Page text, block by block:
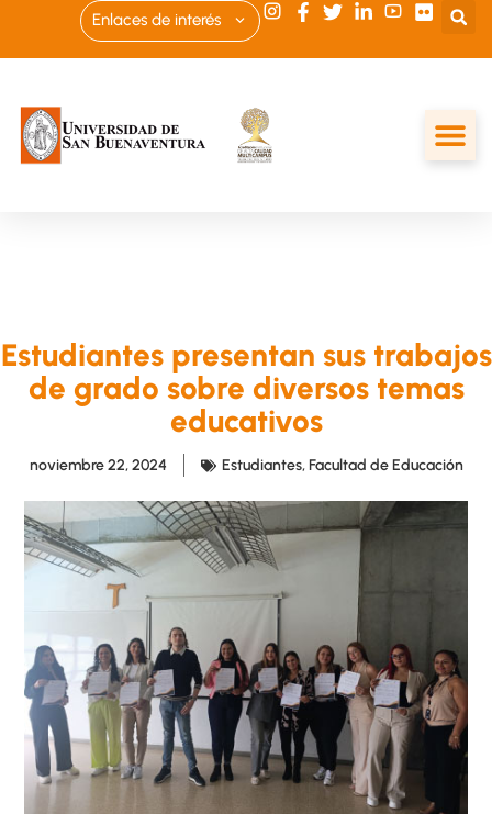
Enlaces de interés
Estudiantes presentan sus trabajos
de grado sobre diversos temas
educativos
noviembre 22, 2024 Estudiantes,Facultad de Educación